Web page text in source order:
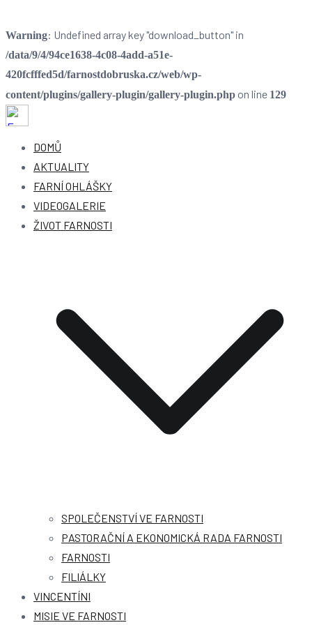
Warning: Undefined array key "download_button" in
/data/9/4/94ce1638-4c08-4add-a51e-
420fcfffed5d/farnostdobruska.cz/web/wp-
content/plugins/gallery-plugin/gallery-plugin.php on line 129
Farnost Dobruška
Farnost Dobruška
DOMŮ
AKTUALITY
FARNÍ OHLÁŠKY
VIDEOGALERIE
ŽIVOT FARNOSTI
SPOLEČENSTVÍ VE FARNOSTI
PASTORAČNÍ A EKONOMICKÁ RADA FARNOSTI
FARNOSTI
FILIÁLKY
VINCENTÍNI
MISIE VE FARNOSTI